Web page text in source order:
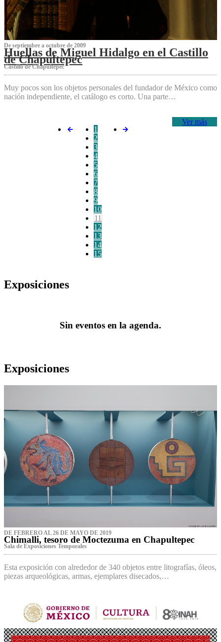
De septiembre a octubre de 2009
Huellas de Miguel Hidalgo en el Castillo
de Chapultepec
Castillo de Chapultepec
Muy pocos son los objetos personales del fundador de México como
nación independiente, el catálogo es corto. Una parte…
Ver más
1
2
3
4
5
6
7
8
9
10
11
12
13
14
15
Exposiciones
Sin eventos en la agenda.
Exposiciones
DE FEBRERO AL 26 DE MAYO DE 2019
Chimalli, tesoro de Moctezuma en Chapultepec
Sala de Exposiciones Temporales
Esta exposición con alrededor de 340 objetos entre litografías, óleos,
piezas arqueológicas, armas, ejemplares disecados,…